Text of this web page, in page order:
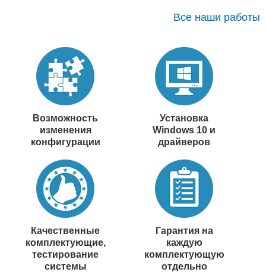
Все наши работы
Возможность
изменения
конфигурации
Установка
Windows 10 и
драйверов
Качественные
комплектующие,
тестирование
системы
Гарантия на
каждую
комплектующую
отдельно